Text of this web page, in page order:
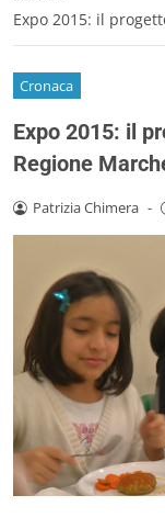
Expo 2015: il
Cronaca
Expo 2015: il
Regione
Patrizia Chimera -